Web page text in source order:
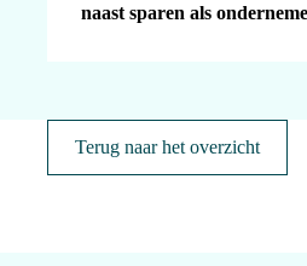
naast sparen als
Terug naar het overzicht